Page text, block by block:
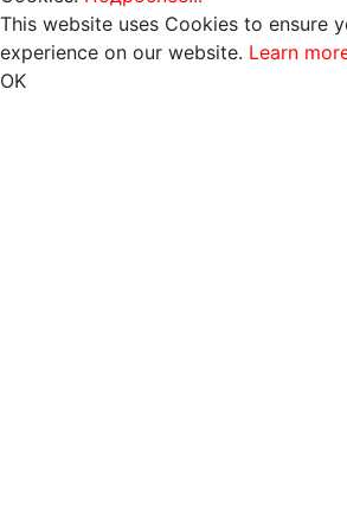
This website uses Cookies to ensure
experience on our website. Learn
OK